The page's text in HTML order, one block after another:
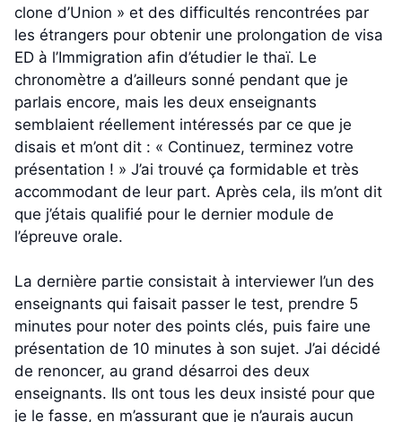
clone d’Union » et des difficultés rencontrées par
les étrangers pour obtenir une prolongation de visa
ED à l’Immigration afin d’étudier le thaï. Le
chronomètre a d’ailleurs sonné pendant que je
parlais encore, mais les deux enseignants
semblaient réellement intéressés par ce que je
disais et m’ont dit : « Continuez, terminez votre
présentation ! » J’ai trouvé ça formidable et très
accommodant de leur part. Après cela, ils m’ont dit
que j’étais qualifié pour le dernier module de
l’épreuve orale.
La dernière partie consistait à interviewer l’un des
enseignants qui faisait passer le test, prendre 5
minutes pour noter des points clés, puis faire une
présentation de 10 minutes à son sujet. J’ai décidé
de renoncer, au grand désarroi des deux
enseignants. Ils ont tous les deux insisté pour que
je le fasse, en m’assurant que je n’aurais aucun